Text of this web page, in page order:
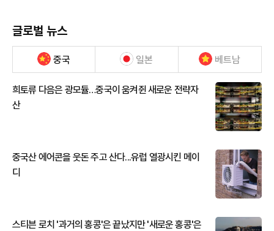
글로벌 뉴스
중국 일본 베트남
희토류 다음은 광모듈…중국이 움켜쥔 새로운 전략자
산
중국산 에어콘을 웃돈 주고 산다...유럽 열광시킨 메이
디
스티븐 로치 '과거의 홍콩'은 끝났지만 '새로운 홍콩'은